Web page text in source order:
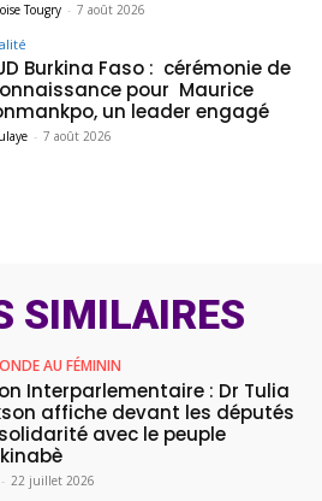
Tougry - 7 août 2026
Burkina Faso : cérémonie de
pour Maurice
un leader engagé
- 7 août 2026
SIMILAIRES
AU FÉMININ
Interparlementaire : Dr Tulia
affiche devant les députés
avec le peuple
- 22 juillet 2026